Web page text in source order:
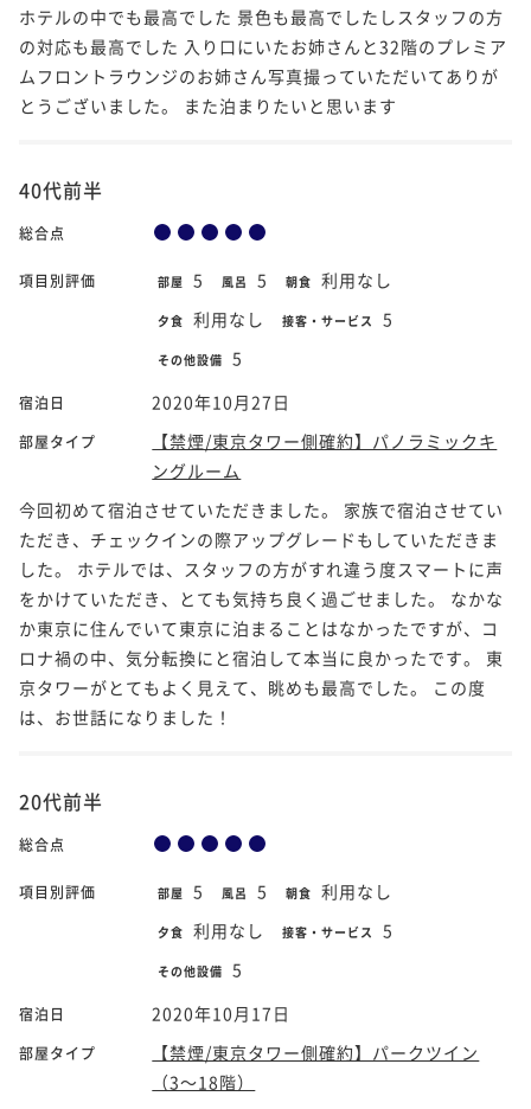
ホテルの中でも最高でした 景色も最高でしたしスタッフの方
の対応も最高でした 入り口にいたお姉さんと32階のプレミア
ムフロントラウンジのお姉さん写真撮っていただいてありが
とうございました。 また泊まりたいと思います
40代前半
総合点
項目別評価 部屋 5 風呂 5 朝食 利用なし
夕食 利用なし 接客・サービス 5
その他設備 5
宿泊日 2020年10月27日
部屋タイプ
【禁煙/東京タワー側確約】パノラミックキ
ングルーム
今回初めて宿泊させていただきました。 家族で宿泊させてい
ただき、チェックインの際アップグレードもしていただきま
した。 ホテルでは、スタッフの方がすれ違う度スマートに声
をかけていただき、とても気持ち良く過ごせました。 なかな
か東京に住んでいて東京に泊まることはなかったですが、コ
ロナ禍の中、気分転換にと宿泊して本当に良かったです。 東
京タワーがとてもよく見えて、眺めも最高でした。 この度
は、お世話になりました！
20代前半
総合点
項目別評価 部屋 5 風呂 5 朝食 利用なし
夕食 利用なし 接客・サービス 5
その他設備 5
宿泊日 2020年10月17日
部屋タイプ
【禁煙/東京タワー側確約】パークツイン
（3～18階）